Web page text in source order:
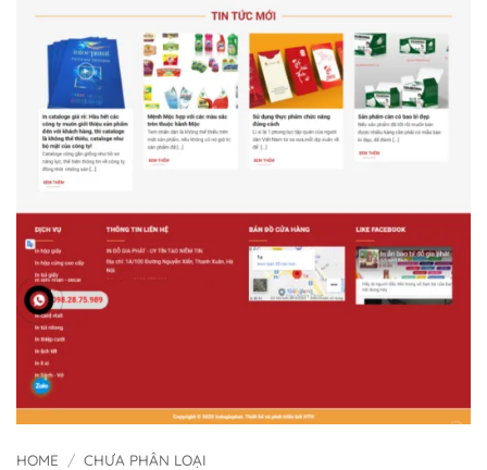
HOME / CHƯA PHÂN LOẠI